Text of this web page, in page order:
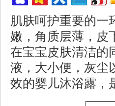
肌肤呵护重要的一
嫩，角质层薄，皮
在宝宝皮肤清洁的
液，大小便，灰尘
效的婴儿沐浴露，